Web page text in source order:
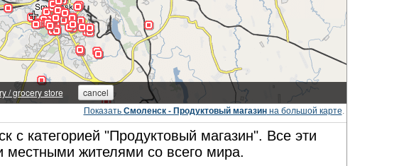
Показать Смоленск - Продуктовый магазинна большой карте.
с категорией "Продуктовый магазин". Все эти
жителями со всего мира.